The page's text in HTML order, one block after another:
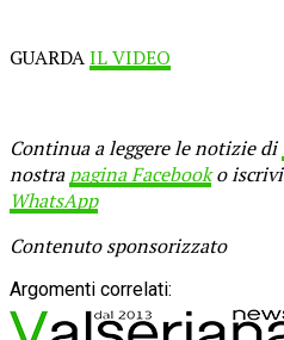
GUARDAIL VIDEO
Continua a leggere le notizie di
nostrapagina Facebooko
WhatsApp
Contenuto sponsorizzato
Argomenti correlati: